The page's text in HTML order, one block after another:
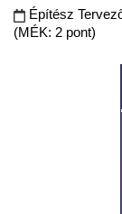
Építész
(MÉK: 2 pont)